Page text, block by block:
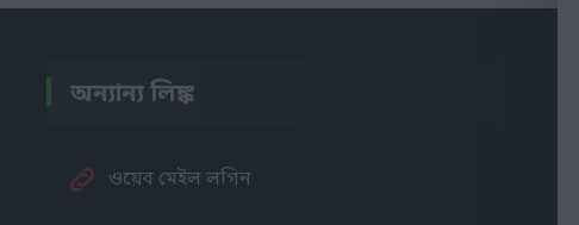
অন্যান্য লিঙ্ক
ওয়েব মেইল লগিন